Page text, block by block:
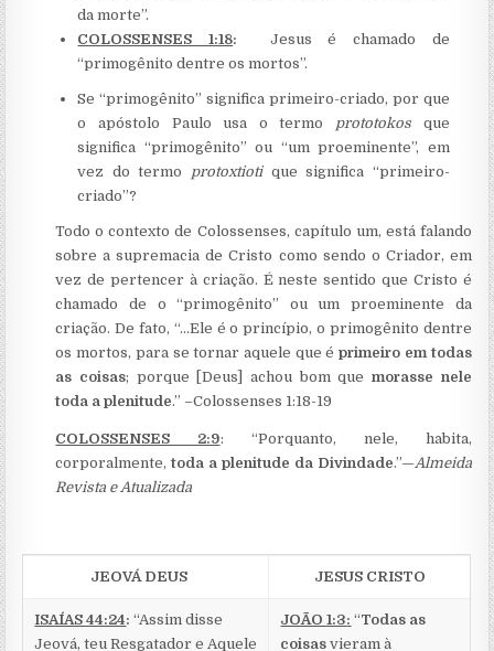
da morte”.
COLOSSENSES 1:18: Jesus é chamado de
“primogênito dentre os mortos”.
Se “primogênito” significa primeiro-criado, por que
o apóstolo Paulo usa o termo prototokosque
significa “primogênito” ou “um proeminente”, em
vez do termo protoxtiotique significa “primeiro-
criado”?
Todo o contexto de Colossenses, capítulo um, está falando
sobre a supremacia de Cristo como sendo o Criador, em
vez de pertencer à criação. É neste sentido que Cristo é
chamado de o “primogênito” ou um proeminente da
criação. De fato, “…Ele é o princípio, o primogênito dentre
os mortos, para se tornar aquele que éprimeiro em todas
as coisas; porque [Deus] achou bom que morasse nele
toda a plenitude.” –Colossenses 1:18-19
COLOSSENSES 2:9: “Porquanto, nele, habita,
corporalmente,toda a plenitude da Divindade.”—Almeida
Revista e Atualizada
JEOVÁ DEUS JESUS CRISTO
ISAÍAS 44:24: “Assim disse
Jeová, teu Resgatador e Aquele
JOÃO 1:3: “Todas as
coisas vieram à